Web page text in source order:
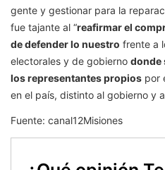
gente y gestionar para la
fue tajante al “reafirmar el
de defender lo nuestro frente a
electorales y de gobierno donde
los representantes propios por
en el país, distinto al gobierno y
Fuente: canal12Misiones